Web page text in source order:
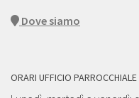
Dove siamo
ORARI UFFICIO PARROCCHIALE